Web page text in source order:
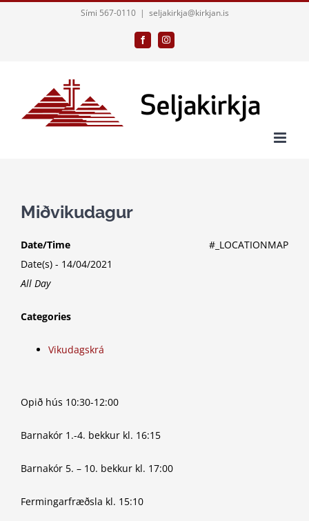
Sími 567-0110 | seljakirkja@kirkjan.is
FacebookInstagram
Miðvikudagur
#_LOCATIONMAP
Date/Time
Date(s) - 14/04/2021
All Day
Categories
Vikudagskrá
Opið hús 10:30-12:00
Barnakór 1.-4. bekkur kl. 16:15
Barnakór 5. – 10. bekkur kl. 17:00
Fermingarfræðsla kl. 15:10